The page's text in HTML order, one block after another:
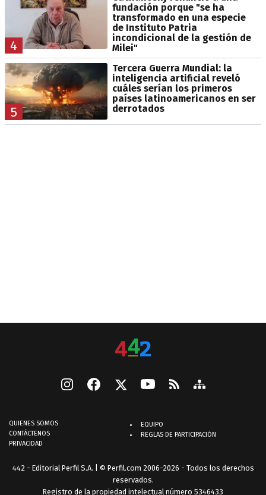
4
fundación porque "se ha
transformado en una especie
de Instituto Patria
incondicional de la gestión de
Milei"
5
Tercera Guerra Mundial: la
inteligencia artificial reveló
cuáles serían los primeros
países latinoamericanos en ser
derrotados
QUIENES SOMOS
CONTÁCTENOS
PRIVACIDAD
EQUIPO
REGLAS DE PARTICIPACIÓN
442 - Editorial Perfil S.A. | © Perfil.com 2006-2026 - Todos los derechos
reservados.
Registro de la propiedad intelectual número 5346433